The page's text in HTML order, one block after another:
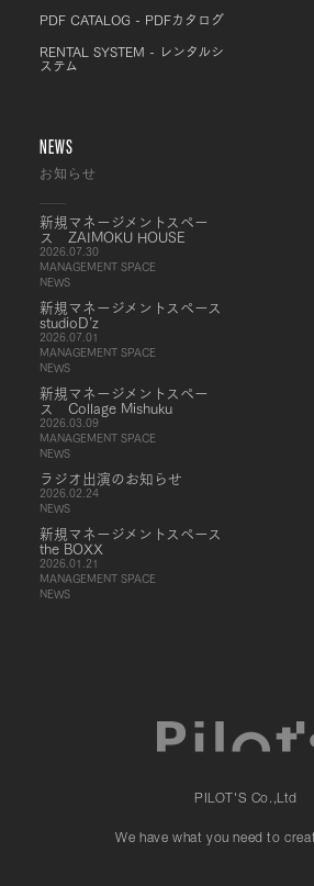
PDF CATALOG - PDFカタログ
RENTAL SYSTEM - レンタルシ
ステム
NEWS
お知らせ
新規マネージメントスペー
ス ZAIMOKU HOUSE
2026.07.30
MANAGEMENT SPACE
NEWS
新規マネージメントスペース
studioD’z
2026.07.01
MANAGEMENT SPACE
NEWS
新規マネージメントスペー
ス Collage Mishuku
2026.03.09
MANAGEMENT SPACE
NEWS
ラジオ出演のお知らせ
2026.02.24
NEWS
新規マネージメントスペース
the BOXX
2026.01.21
MANAGEMENT SPACE
NEWS
PILOT'S Co.,Ltd
We have what you need to